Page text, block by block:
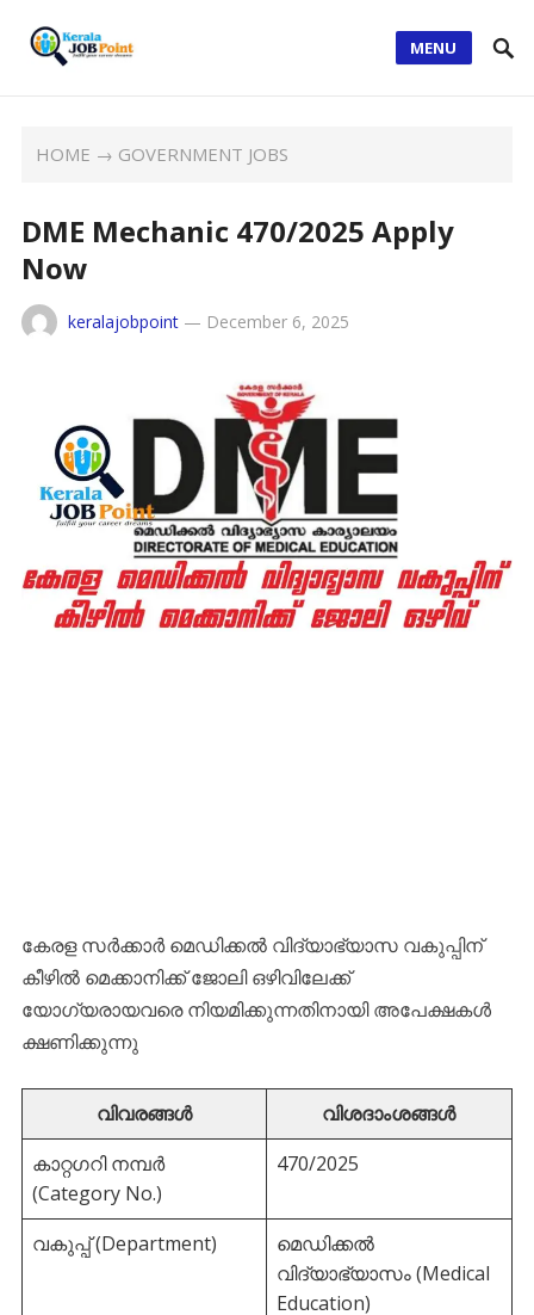
MENU
HOME → GOVERNMENT JOBS
DME Mechanic 470/2025 Apply
Now
keralajobpoint— December 6, 2025
കേരള സർക്കാർ മെഡിക്കൽ വിദ്യാഭ്യാസ വകുപ്പിന്
കീഴിൽ മെക്കാനിക്ക് ജോലി ഒഴിവിലേക്ക്
യോഗ്യരായവരെ നിയമിക്കുന്നതിനായി അപേക്ഷകൾ
ക്ഷണിക്കുന്നു
വിവരങ്ങൾ
വിശദാംശങ്ങൾ
കാറ്റഗറി നമ്പർ
(Category No.)
470/2025
വകുപ്പ് (Department)
മെഡിക്കൽ
വിദ്യാഭ്യാസം (Medical
Education)